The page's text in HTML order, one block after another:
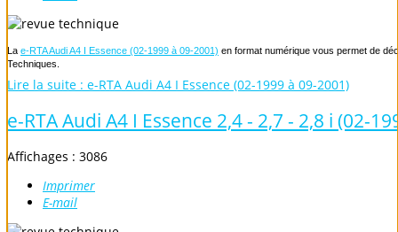
La e-RTA Audi A4 I Essence (02-1999 à 09-2001) en format numérique vous permet de
Techniques.
Lire la suite : e-RTA Audi A4 I Essence (02-1999 à 09-2001)
e-RTA Audi A4 I Essence 2,4 - 2,7 - 2,8 i (02-
Affichages : 3086
Imprimer
E-mail